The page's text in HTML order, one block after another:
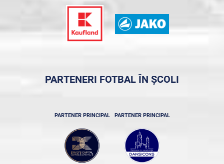
PARTENERI FOTBAL ÎN ȘCOLI
PARTENER PRINCIPAL PARTENER PRINCIPAL